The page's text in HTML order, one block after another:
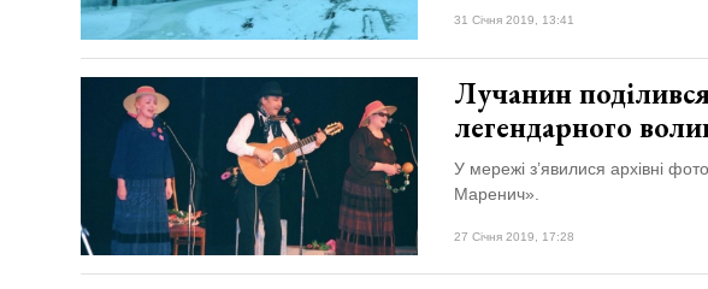
31 Січня 2019, 13:41
Лучанин
легендарного
У мережі з’явилися архівні
Маренич».
27 Січня 2019, 17:28